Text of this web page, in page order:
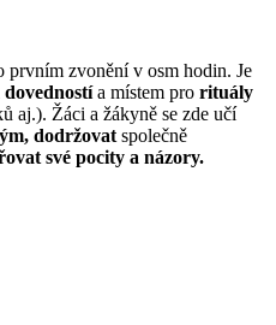
prvním zvonění v osm hodin. Je
dovednostía místem pro rituály
aj.). Žáci a žákyně se zde učí
dodržovat společně
své pocity a názory.